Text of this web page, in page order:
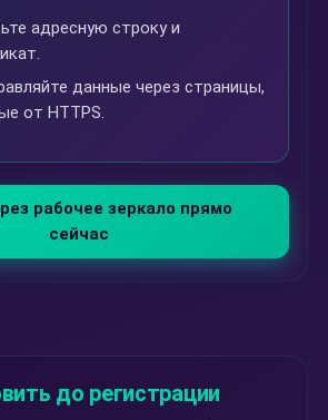
адресную строку и
данные через страницы,
от HTTPS.
рабочее зеркало прямо
сейчас
до регистрации